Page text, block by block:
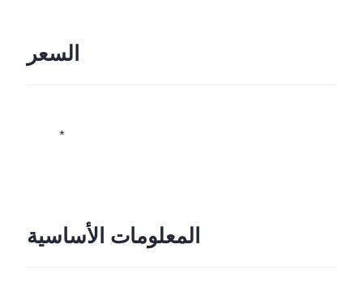
السعر
*
المعلومات الأساسية